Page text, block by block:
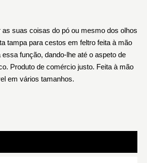
as suas coisas do pó ou mesmo dos olhos
tampa para cestos em feltro feita à mão
função, dando-lhe até o aspeto de
Produto de comércio justo. Feita à mão
em vários tamanhos.